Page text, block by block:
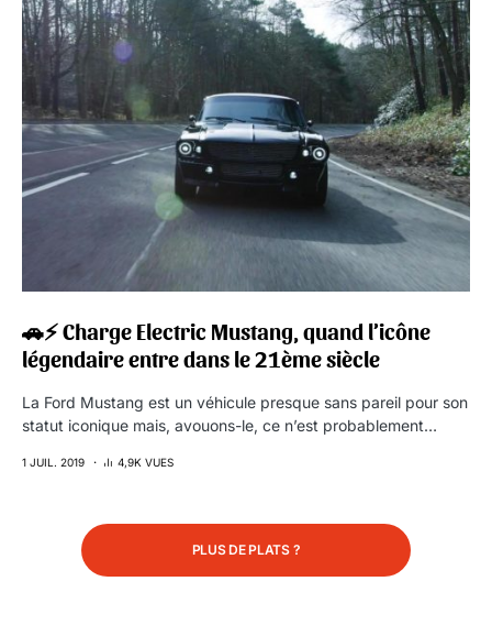
🚗⚡️ Charge Electric Mustang, quand l’icône
légendaire entre dans le 21ème siècle
La Ford Mustang est un véhicule presque sans pareil pour son
statut iconique mais, avouons-le, ce n’est probablement…
1 JUIL. 2019 4,9K VUES
PLUS DE PLATS ?